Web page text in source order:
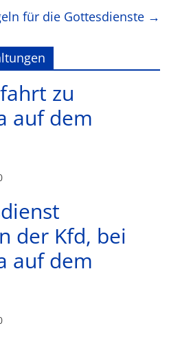
für die Gottesdienste →
zu
auf dem
der Kfd, bei
auf dem